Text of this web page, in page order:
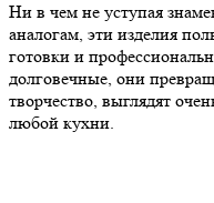
Ни в чем не уступая
аналогам, эти изделия
готовки и
долговечные, они
творчество, выглядят
любой кухни.